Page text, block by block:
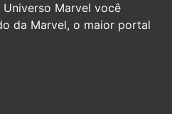
Marvel você
da Marvel, o maior portal